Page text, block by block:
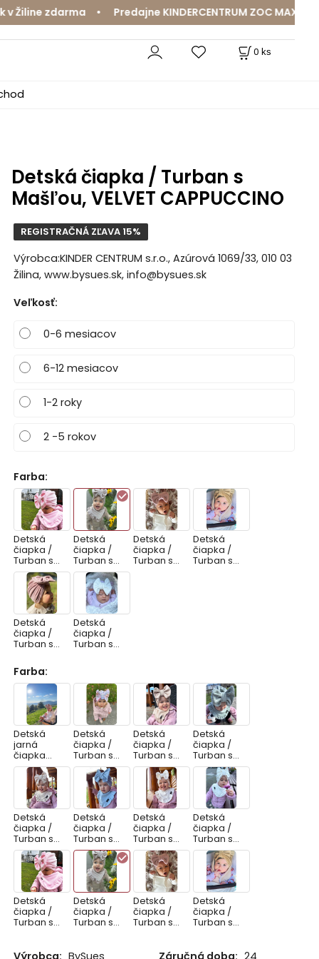
• Predajne KINDERCENTRUM ZOC MAX a
0 ks
Detská čiapka / Turban s
Mašľou, VELVET CAPPUCCINO
REGISTRAČNÁ ZĽAVA 15%
Výrobca:KINDER CENTRUM s.r.o., Azúrová 1069/33, 010 03
Žilina, www.bysues.sk, info@bysues.sk
Veľkosť:
0-6 mesiacov
6-12 mesiacov
1-2 roky
2 -5 rokov
Farba:
Detská
čiapka /
Turban s
Mašľou,
VELVET
BABY PINK
Detská
čiapka /
Turban s
Mašľou,
VELVET
CAPPUCCI
NO
Detská
čiapka /
Turban s
Detská
čiapka /
Turban s
Detská
čiapka /
Turban s
VELVET
RUŽOVÁ
Detská
čiapka /
Turban s
VÁ
Farba:
Detská
jarná
čiapka
TURBAN.
Detská
čiapka /
Turban s
Mašľou,
BAVLNA
JARNÁ
ZÁHRADA.
Detská
čiapka /
Turban s
Mašľou,
LATTE
Detská
čiapka /
Turban s
Mašľou,
MOSS
GREEN
Detská
čiapka /
Turban s
Mašľou,
POINTELLE
CAPPUCIN
Detská
čiapka /
Turban s
Mašľou,
POINTELLE
SKY BLUE
Detská
čiapka /
Turban s
Mašľou,
POINTELLE
SMOTANO
VÁ
Detská
čiapka /
Turban s
Mašľou,
POINTELLE
SMOTANO
VÁ s
jemným
pásikom.
Detská
čiapka /
Turban s
BABY PINK
Detská
čiapka /
Turban s
CAPPUCCI
Detská
čiapka /
Turban s
Detská
čiapka /
Turban s
MOCCA
Výrobca: BySues Záručná doba: 24